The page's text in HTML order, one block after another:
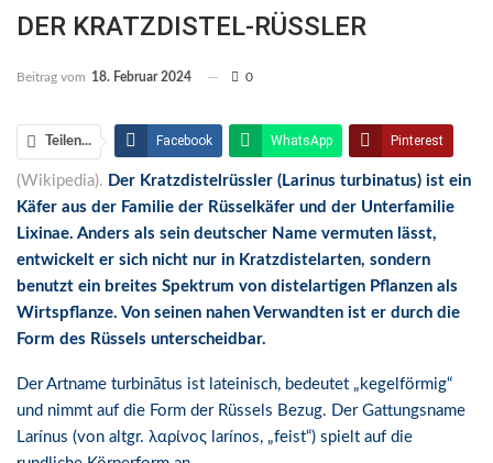
DER KRATZDISTEL-RÜSSLER
Beitrag vom 18. Februar 2024 0
Teilen... Facebook WhatsApp Pinterest
Email Linkedin Telegram
Facebook Messenger
(Wikipedia). Der Kratzdistelrüssler (Larinus turbinatus) ist ein
Käfer aus der Familie der Rüsselkäfer und der Unterfamilie
Lixinae. Anders als sein deutscher Name vermuten lässt,
entwickelt er sich nicht nur in Kratzdistelarten, sondern
benutzt ein breites Spektrum von distelartigen Pflanzen als
Wirtspflanze. Von seinen nahen Verwandten ist er durch die
Form des Rüssels unterscheidbar.
Der Artname turbinātus ist lateinisch, bedeutet „kegelförmig“
und nimmt auf die Form der Rüssels Bezug. Der Gattungsname
Larínus (von altgr. λαρίνος larínos, „feist“) spielt auf die